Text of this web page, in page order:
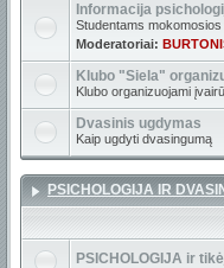
Informacija
Studentams
Moderatoriai:
Klubo "Siela"
Klubo organizuojami
Dvasinis ugdymas
Kaip ugdyti dvasingumą
PSICHOLOGIJA IR
PSICHOLOGIJA ir